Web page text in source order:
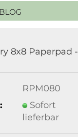
BLOG
8x8 Paperpad -
RPM080
Sofort
lieferbar